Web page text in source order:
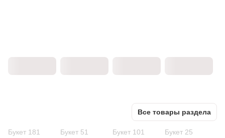
Все товары раздела
Букет 181
Букет 51
Букет 101
Букет 25